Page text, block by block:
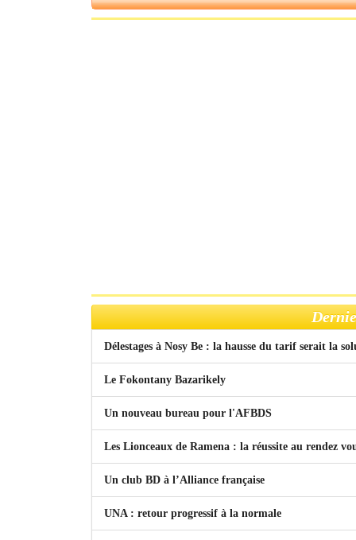
Délestages à Nosy Be : la hausse du tarif serait la
Le Fokontany Bazarikely
Un nouveau bureau pour l'AFBDS
Les Lionceaux de Ramena : la réussite au rendez
Un club BD à l’Alliance française
UNA : retour progressif à la normale